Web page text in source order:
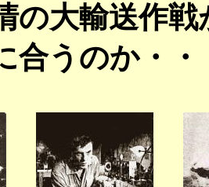
の大輸送作
合うのか・・